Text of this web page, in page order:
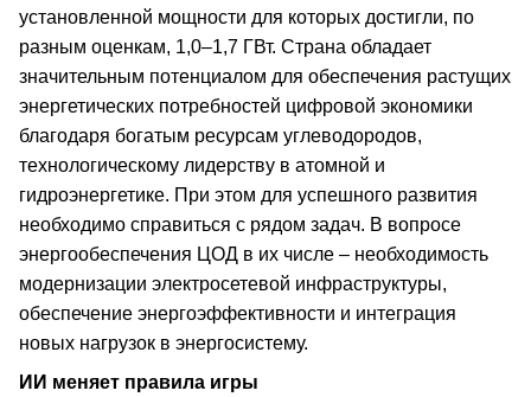
установленной мощности для которых достигли, по
разным оценкам, 1,0–1,7 ГВт. Страна обладает
значительным потенциалом для обеспечения растущих
энергетических потребностей цифровой экономики
благодаря богатым ресурсам углеводородов,
технологическому лидерству в атомной и
гидроэнергетике. При этом для успешного развития
необходимо справиться с рядом задач. В вопросе
энергообеспечения ЦОД в их числе – необходимость
модернизации электросетевой инфраструктуры,
обеспечение энергоэффективности и интеграция
новых нагрузок в энергосистему.
ИИ меняет правила игры